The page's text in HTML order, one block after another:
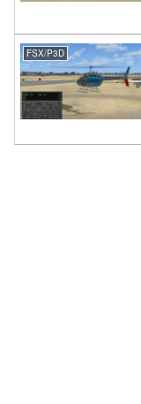
FSX/P3D